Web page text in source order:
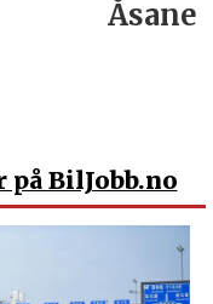
BilJobb.no